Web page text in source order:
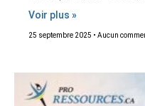
Voir plus »
25 septembre 2025 Aucun